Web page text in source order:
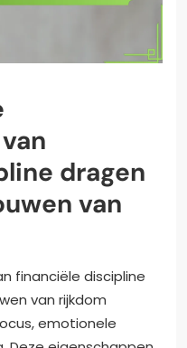
dragen
van
financiële discipline
van rijkdom
emotionele